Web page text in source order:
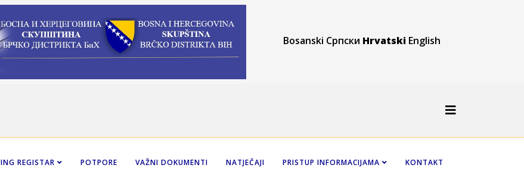
Bosanski Српски Hrvatski English
ING REGISTAR POTPORE VAŽNI DOKUMENTI NATJEČAJI PRISTUP INFORMACIJAMA KONTAKT